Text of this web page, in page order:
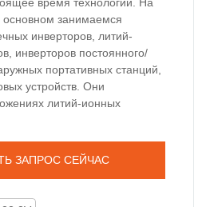
занимаемся
инверторов, литий-
инверторов постоянного/
портативных станций,
устройств. Они
литий-ионных
ЗАПРОС СЕЙЧАС